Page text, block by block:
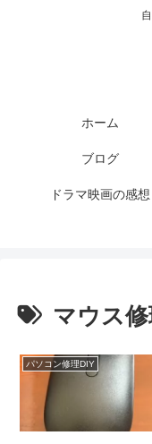
ホーム
ブログ
ドラマ映画の感想
マウス
パソコン修理DIY